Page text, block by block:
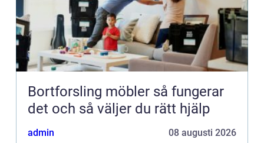
Bortforsling möbler så fungerar
det och så väljer du rätt hjälp
admin 08 augusti 2026